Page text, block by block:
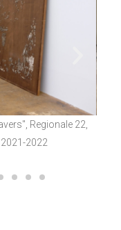
Regionale 22,
2022
u